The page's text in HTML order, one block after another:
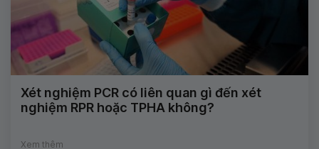
Xét nghiệm PCR có liên quan gì đến xét
nghiệm RPR hoặc TPHA không?
Xem thêm